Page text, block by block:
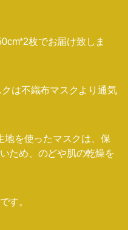
枚でお届け致しま
は不織布マスクより通気
地を使ったマスクは、保
ため、のどや肌の乾燥を
す。